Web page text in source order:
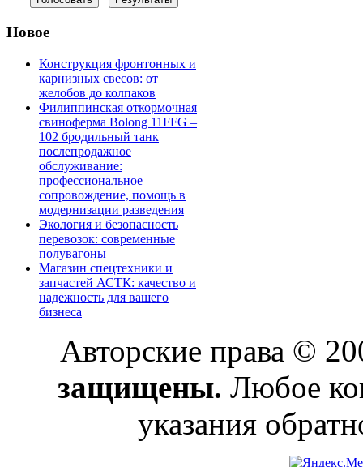
Новое
Конструкция фронтонных и
карнизных свесов: от
желобов до колпаков
Филиппинская откормочная
свиноферма Bolong 11FFG –
102 бродильный танк
послепродажное
обслуживание:
профессиональное
сопровождение, помощь в
модернизации разведения
Экология и безопасность
перевозок: современные
полувагоны
Магазин спецтехники и
запчастей АСТК: качество и
надежность для вашего
бизнеса
Авторские права ©
защищены. Любое
указания